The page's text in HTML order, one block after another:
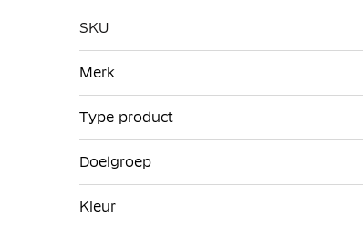
SKU
informatie
Merk
Type product
Doelgroep
Kleur